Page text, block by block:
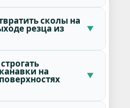
сколы на
резца из
на